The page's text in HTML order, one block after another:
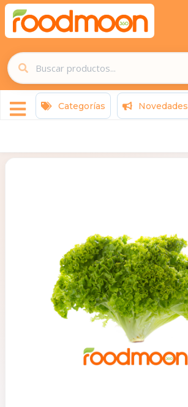
Categorías Novedades